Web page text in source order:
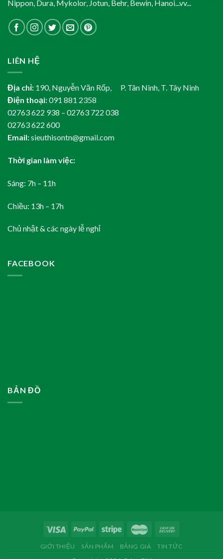
Nippon, Dura, Mykolor, Jotun, Behr, Bewin, Hanoi...vv...
LIÊN HỆ
Địa chỉ: 190, Nguyễn Văn Rốp, P. Tân Ninh, T. Tây Ninh
Điện thoại:091 881 2358
02763 622 938 – 02763 722 038
02763 622 600
Email:sieuthisontn@gmail.com
Thời gian làm việc:
Sáng: 7h – 11h
Chiều: 13h – 17h
Chủ nhật & các ngày lễ nghỉ
FACEBOOK
BẢN ĐỒ
GIỚI THIỆU SẢN PHẨM BẢNG GIÁ TIN TỨC